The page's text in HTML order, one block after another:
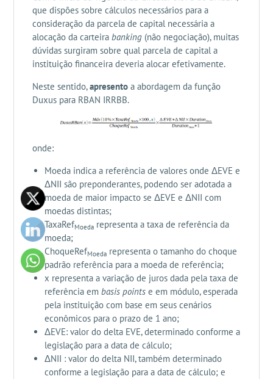
que dispões sobre cálculos necessários para a
consideração da parcela de capital necessária a
alocação da carteira banking(não negociação), muitas
dúvidas surgiram sobre qual parcela de capital a
instituição financeira deveria alocar efetivamente.
Neste sentido,apresentoa abordagem da função
Duxus para RBAN IRRBB.
onde:
Moeda indica a referência de valores onde ΔEVE e
ΔNII são preponderantes, podendo ser adotada a
moeda de maior impacto se ΔEVE e ΔNII com
moedas distintas;
TaxaRefMoedarepresenta a taxa de referência da
moeda;
ChoqueRefMoedarepresenta o tamanho do choque
padrão referência para a moeda de referência;
x representa a variação de juros dada pela taxa de
referência em basis pointse em módulo, esperada
pela instituição com base em seus cenários
econômicos para o prazo de 1 ano;
ΔEVE: valor do delta EVE, determinado conforme a
legislação para a data de cálculo;
ΔNII : valor do delta NII, também determinado
conforme a legislação para a data de cálculo; e